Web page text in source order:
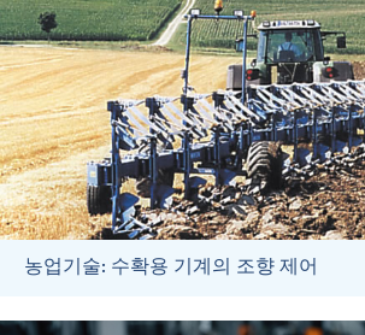
농업기술: 수확용 기계의 조향 제어